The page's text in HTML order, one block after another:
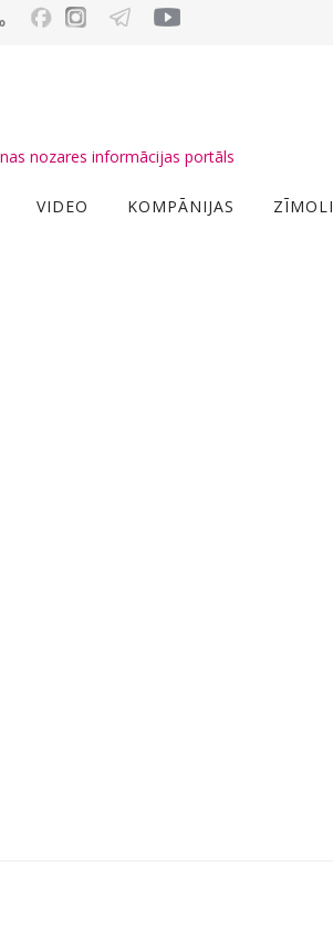
nozares informācijas portāls
VIDEO KOMPĀNIJAS ZĪMOLI